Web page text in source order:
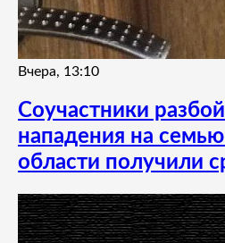
Вчера, 13:10
Соучастники
нападения на
области получили